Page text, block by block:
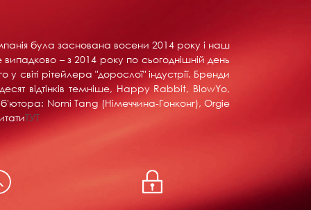
була заснована восени 2014 року і наш
– з 2014 року по сьогоднішній день
рітейлера "дорослої" індустрії. Бренди
відтінків темніше, Happy Rabbit, BlowYo,
Nomi Tang (Німеччина-Гонконг), Orgie
ТУТ